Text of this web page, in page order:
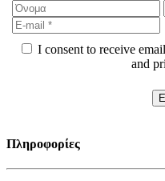
I consent to receive
and
Πληροφορίες